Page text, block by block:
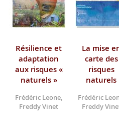
Résilience et
adaptation
aux risques «
naturels »
Frédéric Leone,
Freddy Vinet
La mise
carte des
risques
naturels
Frédéric
Freddy